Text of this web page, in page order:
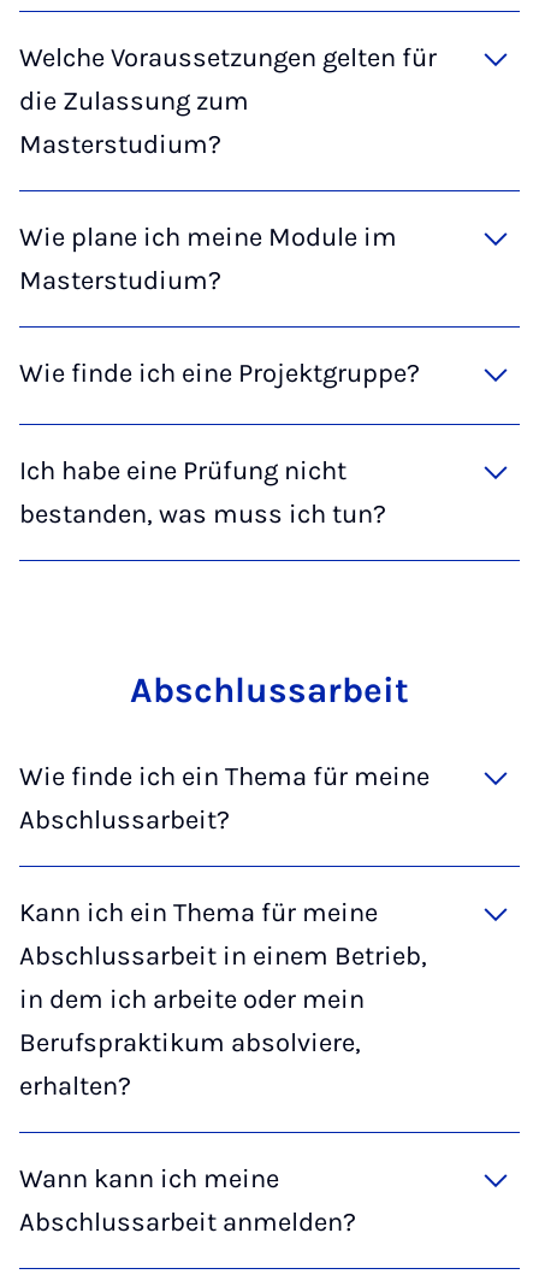
Welche Voraussetzungen gelten für
die Zulassung zum
Masterstudium?
Wie plane ich meine Module im
Masterstudium?
Wie finde ich eine Projektgruppe?
Ich habe eine Prüfung nicht
bestanden, was muss ich tun?
Ab­­schluss­a­r­­beit
Wie finde ich ein Thema für meine
Abschlussarbeit?
Kann ich ein Thema für meine
Abschlussarbeit in einem Betrieb,
in dem ich arbeite oder mein
Berufspraktikum absolviere,
erhalten?
Wann kann ich meine
Abschlussarbeit anmelden?